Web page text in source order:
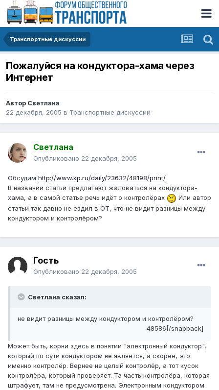
Транспортные дискуссии
Пожалуйся на кондуктора-хама через
Интернет
Автор Светлана
22 декабря, 2005 в Транспортные дискуссии
Светлана
Опубликовано 22 декабря, 2005
Обсудим http://www.kp.ru/daily/23632/48198/print/
В названии статьи предлагают жаловаться на кондуктора-
хама, а в самой статье речь идёт о контролёрах
Или автор
статьи так давно не ездил в ОТ, что не видит разницы между
кондуктором и контролёром?
Гость
Опубликовано 22 декабря, 2005
Светлана сказал:
не видит разницы между кондуктором и контролёром?
48586[/snapback]
Может быть, корни здесь в понятии "электронный кондуктор",
который по сути кондуктором не является, а скорее, это
именно контролёр. Вернее не целый контролёр, а тот кусок
контролёра, который проверяет. Та часть контролёра, которая
штрафует, там не предусмотрена. Электронным кондуктором